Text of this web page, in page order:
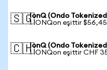
🇸🇬IonQ (Ondo
1 IONQon eşittir $56,45
🇨🇭IonQ (Ondo
1 IONQon eşittir CHF